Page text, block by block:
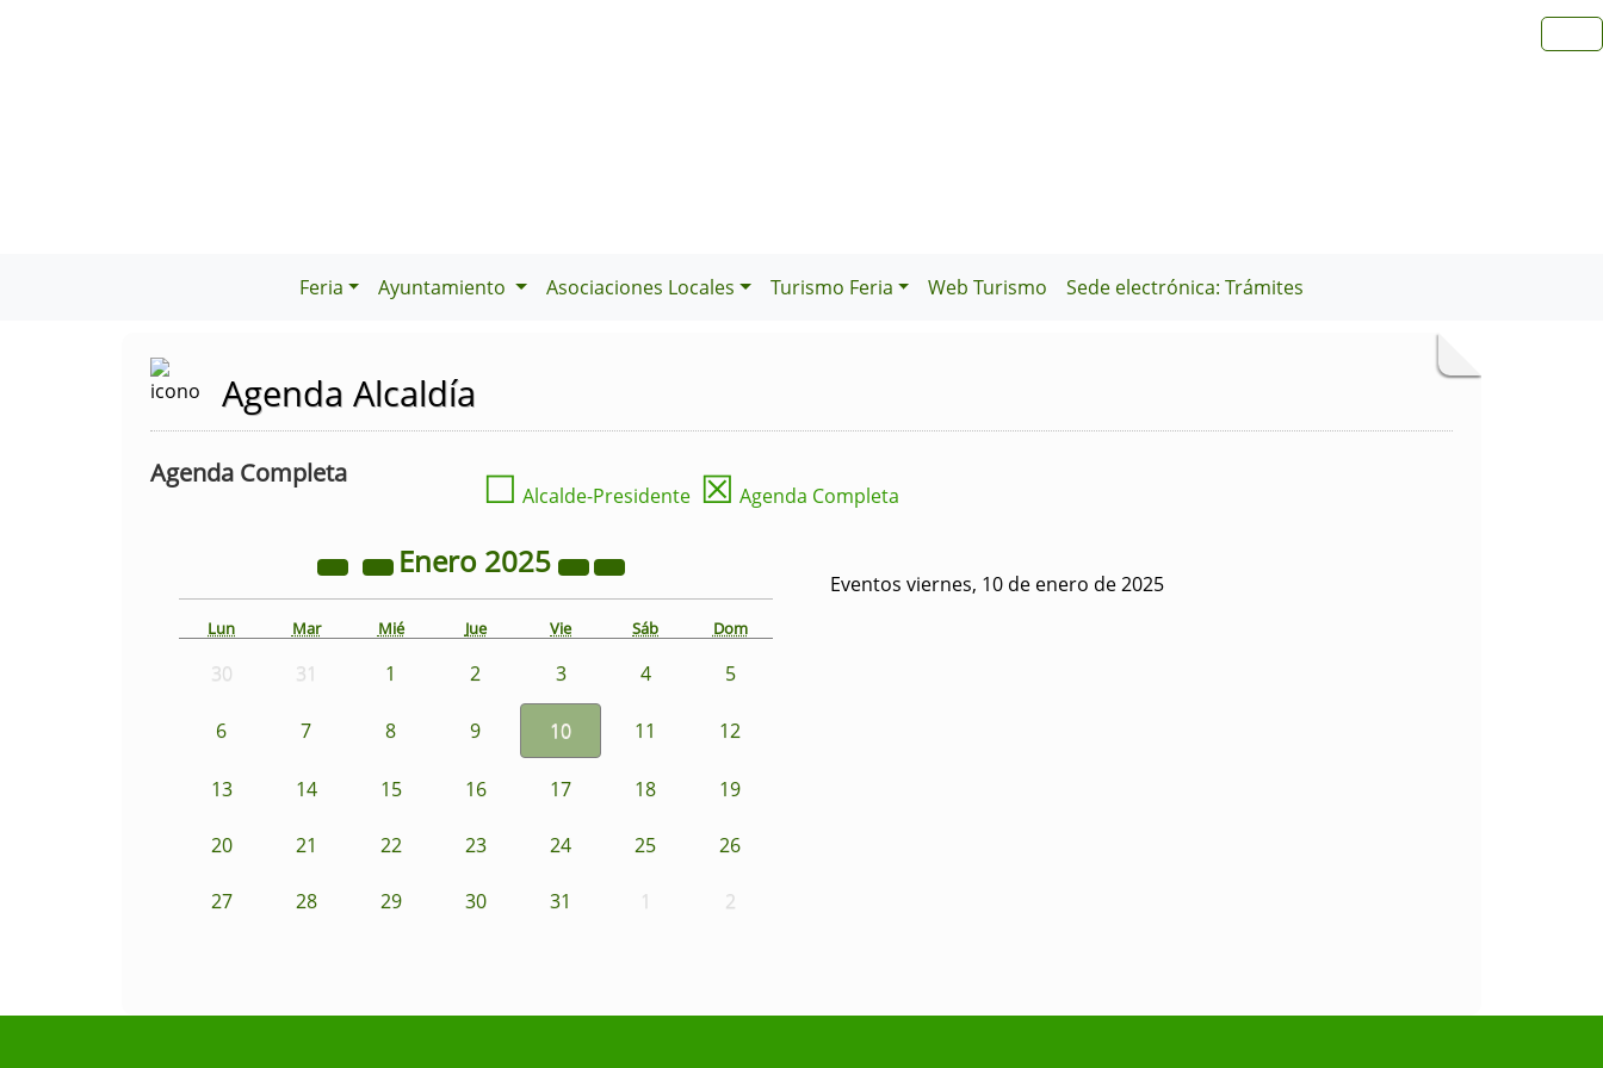
Feria Ayuntamiento Asociaciones Locales Turismo Feria Web Turismo Sede electrónica: Trámites
Agenda Alcaldía
Agenda Completa ☐ Alcalde-Presidente ☒ Agenda Completa
Enero 2025
Lun Mar Mié Jue Vie Sáb Dom
30 31 1 2 3 4 5
6 7 8 9 10 11 12
13 14 15 16 17 18 19
20 21 22 23 24 25 26
27 28 29 30 31 1 2
Eventos viernes, 10 de enero de 2025